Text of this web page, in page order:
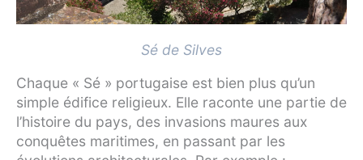
Sé de Silves
Chaque « Sé » portugaise est bien plus qu’un
simple édifice religieux. Elle raconte une partie de
l’histoire du pays, des invasions maures aux
conquêtes maritimes, en passant par les